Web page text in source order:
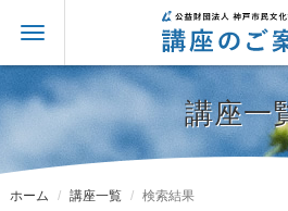
講座一
ホーム 講座一覧 検索結果